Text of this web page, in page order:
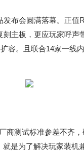
发布会圆满落幕。正
刻主板，更应玩家呼
容。且联合14家一线
商测试标准参差不齐
是为了解决玩家装机